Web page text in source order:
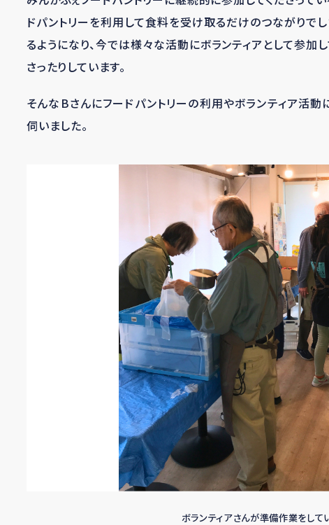
ドパントリーを利用して食料を受け取るだけのつながりでし
るようになり、今では様々な活動にボランティアとして参加
さったりしています。
そんな Bさんにフードパントリーの利用やボランティア活動
伺いました。
ボランティアさんが準備作業をして